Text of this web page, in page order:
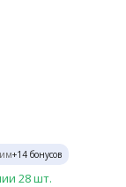
+14бонусов
28 шт.